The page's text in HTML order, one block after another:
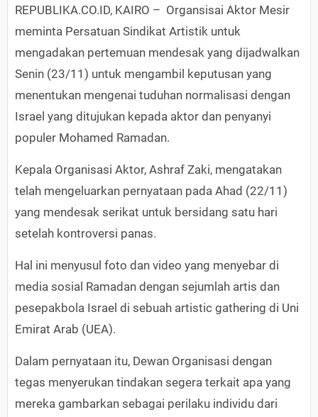
REPUBLIKA.CO.ID, KAIRO – Organsisai Aktor Mesir
meminta Persatuan Sindikat Artistik untuk
mengadakan pertemuan mendesak yang dijadwalkan
Senin (23/11) untuk mengambil keputusan yang
menentukan mengenai tuduhan normalisasi dengan
Israel yang ditujukan kepada aktor dan penyanyi
populer Mohamed Ramadan.
Kepala Organisasi Aktor, Ashraf Zaki, mengatakan
telah mengeluarkan pernyataan pada Ahad (22/11)
yang mendesak serikat untuk bersidang satu hari
setelah kontroversi panas.
Hal ini menyusul foto dan video yang menyebar di
media sosial Ramadan dengan sejumlah artis dan
pesepakbola Israel di sebuah artistic gathering di Uni
Emirat Arab (UEA).
Dalam pernyataan itu, Dewan Organisasi dengan
tegas menyerukan tindakan segera terkait apa yang
mereka gambarkan sebagai perilaku individu dari